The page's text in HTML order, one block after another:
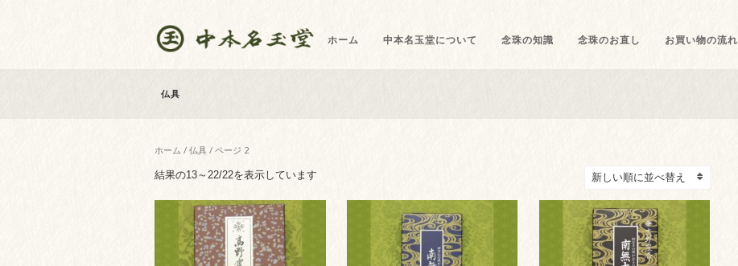
ホーム 中本名玉堂について 念珠の知識 念珠のお直し お買い物の流れ
仏具
ホーム / 仏具 / ページ 2
結果の13～22/22を表示しています